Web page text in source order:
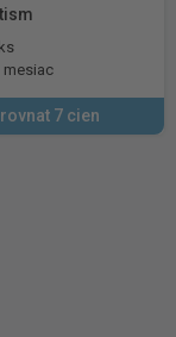
mesiac
7 cien